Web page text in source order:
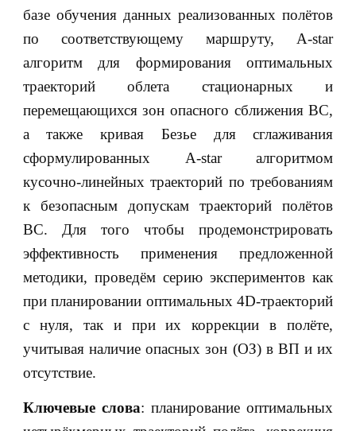
базе обучения данных реализованных полётов
по соответствующему маршруту, A-star
алгоритм для формирования оптимальных
траекторий облета стационарных и
перемещающихся зон опасного сближения ВС,
а также кривая Безье для сглаживания
сформулированных A-star алгоритмом
кусочно-линейных траекторий по требованиям
к безопасным допускам траекторий полётов
ВС. Для того чтобы продемонстрировать
эффективность применения предложенной
методики, проведём серию экспериментов как
при планировании оптимальных 4D-траекторий
с нуля, так и при их коррекции в полёте,
учитывая наличие опасных зон (ОЗ) в ВП и их
отсутствие.
Ключевые слова: планирование оптимальных